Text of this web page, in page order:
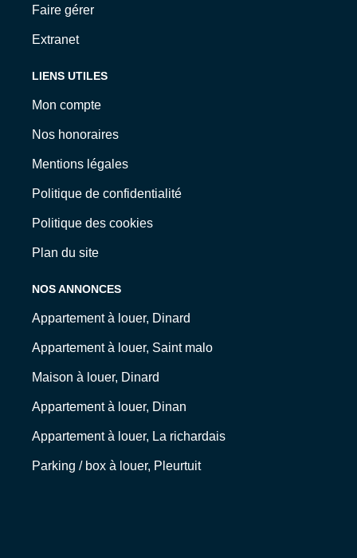
Faire gérer
Extranet
LIENS UTILES
Mon compte
Nos honoraires
Mentions légales
Politique de confidentialité
Politique des cookies
Plan du site
NOS ANNONCES
Appartement à louer, Dinard
Appartement à louer, Saint malo
Maison à louer, Dinard
Appartement à louer, Dinan
Appartement à louer, La richardais
Parking / box à louer, Pleurtuit